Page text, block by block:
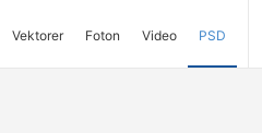
Vektorer Foton Video PSD